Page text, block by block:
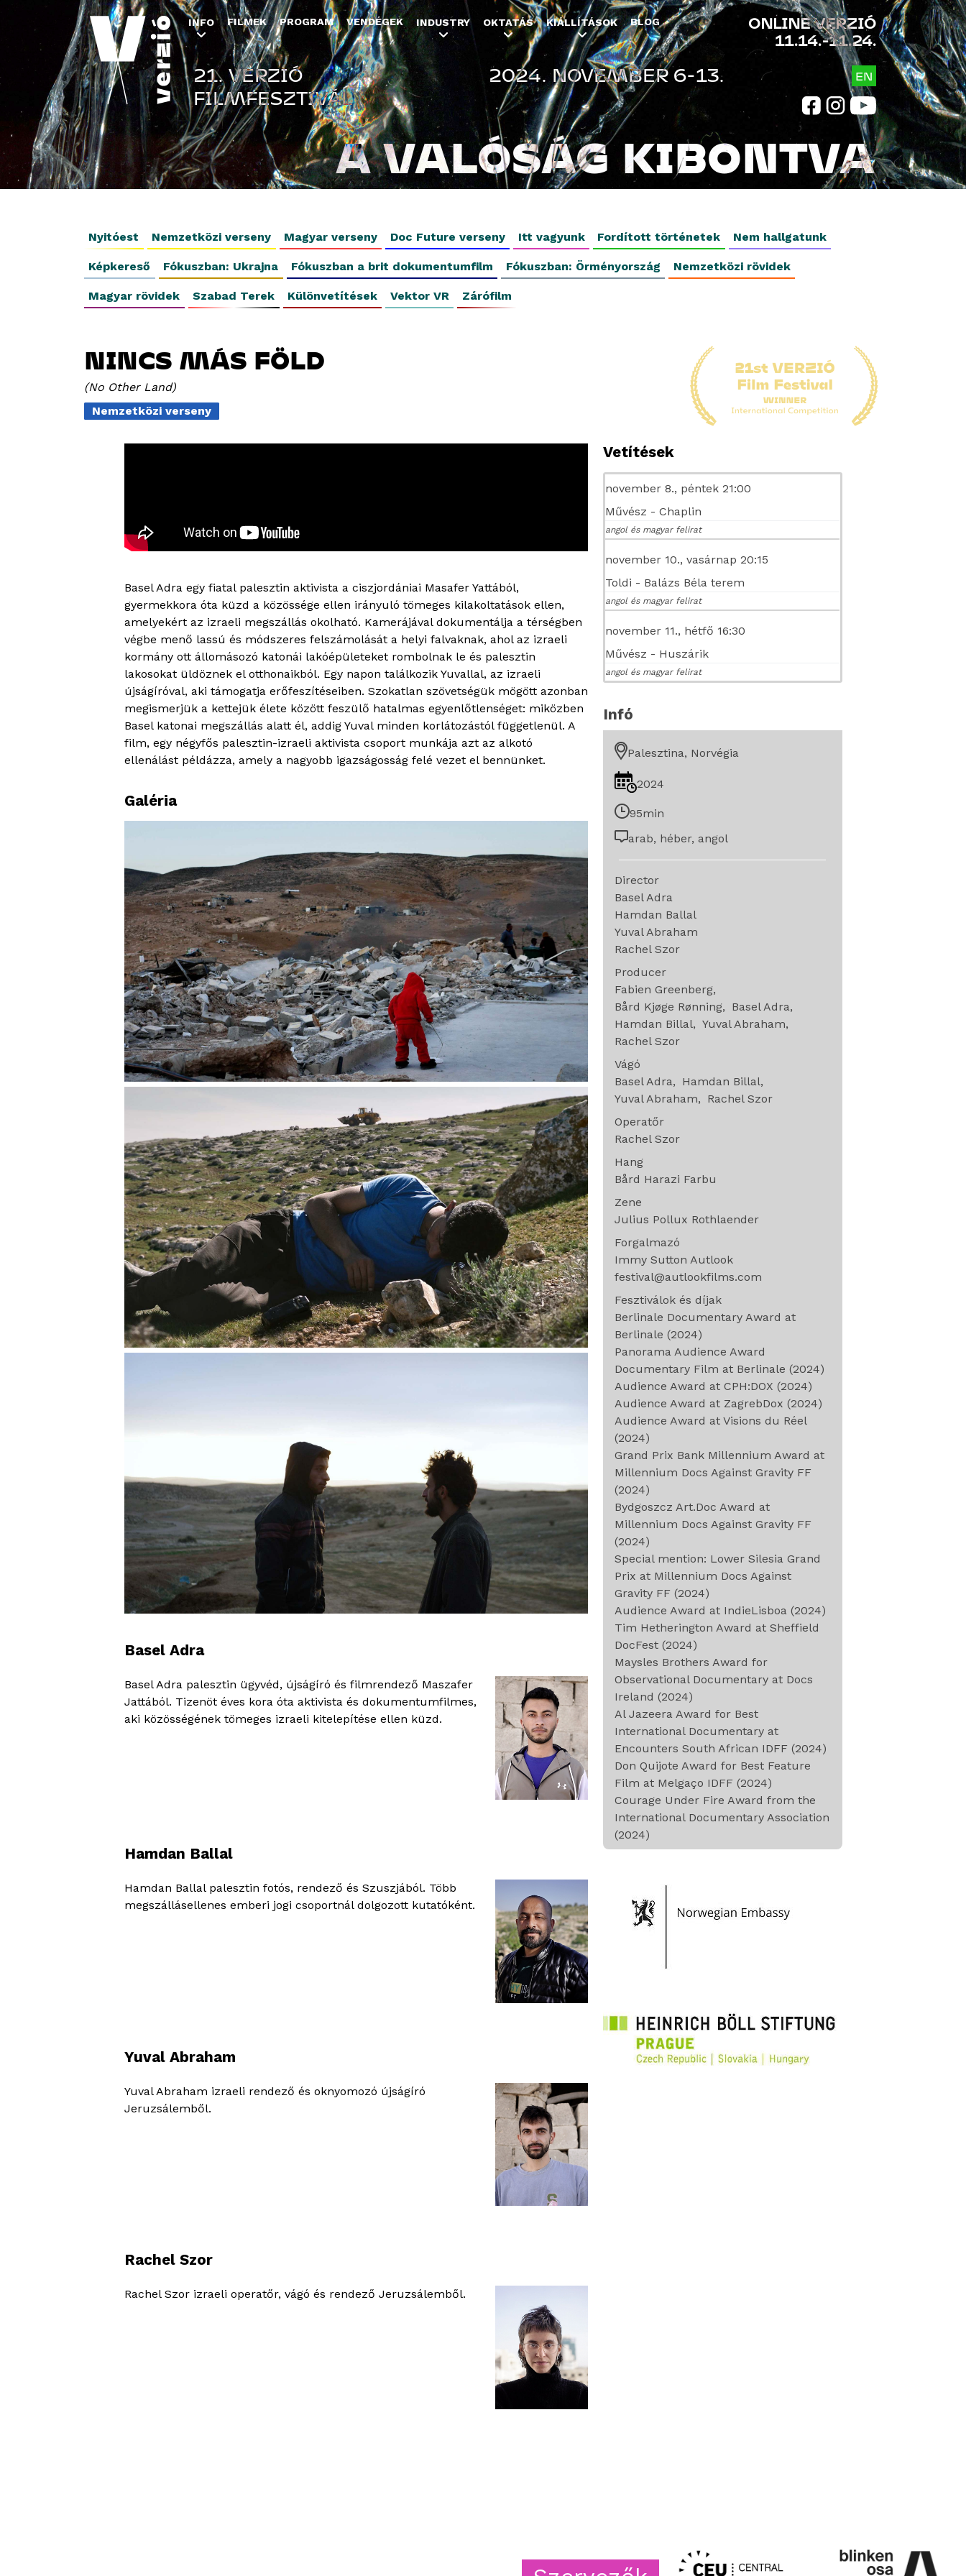
Jump to navigation
INFO FILMEK PROGRAM VENDÉGEK INDUSTRY OKTATÁS KIÁLLÍTÁSOK BLOG
ONLINE VERZIÓ
11.14.-11.24.
A VALÓSÁG KIBONTVA
EN
21. VERZIÓ
FILMFESZTIVÁL
2024. NOVEMBER 6-13.
Nyitóest Nemzetközi verseny Magyar verseny Doc Future verseny Itt vagyunk Fordított történetek Nem hallgatunk
Képkereső Fókuszban: Ukrajna Fókuszban a brit dokumentumfilm Fókuszban: Örményország Nemzetközi rövidek
Magyar rövidek Szabad Terek Különvetítések Vektor VR Zárófilm
NINCS MÁS FÖLD
No Other Land
Nemzetközi verseny
Basel Adra egy fiatal palesztin aktivista a ciszjordániai Masafer Yattából,
gyermekkora óta küzd a közössége ellen irányuló tömeges kilakoltatások ellen,
amelyekért az izraeli megszállás okolható. Kamerájával dokumentálja a térségben
végbe menő lassú és módszeres felszámolását a helyi falvaknak, ahol az izraeli
kormány ott állomásozó katonái lakóépületeket rombolnak le és palesztin
lakosokat üldöznek el otthonaikból. Egy napon találkozik Yuvallal, az izraeli
újságíróval, aki támogatja erőfeszítéseiben. Szokatlan szövetségük mögött azonban
megismerjük a kettejük élete között feszülő hatalmas egyenlőtlenséget: miközben
Basel katonai megszállás alatt él, addig Yuval minden korlátozástól függetlenül. A
film, egy négyfős palesztin-izraeli aktivista csoport munkája azt az alkotó
ellenálást példázza, amely a nagyobb igazságosság felé vezet el bennünket.
Galéria
Basel Adra
Basel Adra palesztin ügyvéd, újságíró és filmrendező Maszafer
Jattából. Tizenöt éves kora óta aktivista és dokumentumfilmes,
aki közösségének tömeges izraeli kitelepítése ellen küzd.
Hamdan Ballal
Hamdan Ballal palesztin fotós, rendező és Szuszjából. Több
megszállásellenes emberi jogi csoportnál dolgozott kutatóként.
Yuval Abraham
Yuval Abraham izraeli rendező és oknyomozó újságíró
Jeruzsálemből.
Rachel Szor
Rachel Szor izraeli operatőr, vágó és rendező Jeruzsálemből.
Vetítések
november 8., péntek 21:00
Művész - Chaplin
angol és magyar felirat
november 10., vasárnap 20:15
Toldi - Balázs Béla terem
angol és magyar felirat
november 11., hétfő 16:30
Művész - Huszárik
angol és magyar felirat
Infó
Palesztina, Norvégia
2024
95min
arab, héber, angol
Director
Basel Adra
Hamdan Ballal
Yuval Abraham
Rachel Szor
Producer
Fabien Greenberg
Bård Kjøge Rønning
Basel Adra
Hamdan Billal
Yuval Abraham
Rachel Szor
Vágó
Basel Adra
Hamdan Billal
Yuval Abraham
Rachel Szor
Operatőr
Rachel Szor
Hang
Bård Harazi Farbu
Zene
Julius Pollux Rothlaender
Forgalmazó
Immy Sutton Autlook
festival@autlookfilms.com
Fesztiválok és díjak
Berlinale Documentary Award at
Berlinale (2024)
Panorama Audience Award
Documentary Film at Berlinale (2024)
Audience Award at CPH:DOX (2024)
Audience Award at ZagrebDox (2024)
Audience Award at Visions du Réel
(2024)
Grand Prix Bank Millennium Award at
Millennium Docs Against Gravity FF
(2024)
Bydgoszcz Art.Doc Award at
Millennium Docs Against Gravity FF
(2024)
Special mention: Lower Silesia Grand
Prix at Millennium Docs Against
Gravity FF (2024)
Audience Award at IndieLisboa (2024)
Tim Hetherington Award at Sheffield
DocFest (2024)
Maysles Brothers Award for
Observational Documentary at Docs
Ireland (2024)
Al Jazeera Award for Best
International Documentary at
Encounters South African IDFF (2024)
Don Quijote Award for Best Feature
Film at Melgaço IDFF (2024)
Courage Under Fire Award from the
International Documentary Association
(2024)